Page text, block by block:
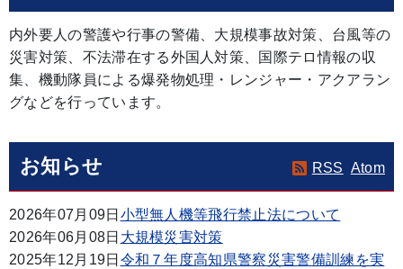
内外要人の警護や行事の警備、大規模事故対策、台風等の
災害対策、不法滞在する外国人対策、国際テロ情報の収
集、機動隊員による爆発物処理・レンジャー・アクアラン
グなどを行っています。
お知らせ RSS Atom
2026年07月09日 小型無人機等飛行禁止法について
2026年06月08日 大規模災害対策
2025年12月19日 令和７年度高知県警察災害警備訓練を実